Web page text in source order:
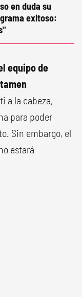
en duda su
exitoso:
equipo de
a la cabeza,
para poder
Sin embargo, el
estará